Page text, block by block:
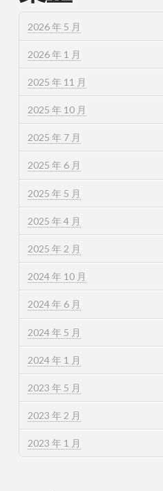
2026 年 5 月
2026 年 1 月
2025 年 11 月
2025 年 10 月
2025 年 7 月
2025 年 6 月
2025 年 5 月
2025 年 4 月
2025 年 2 月
2024 年 10 月
2024 年 6 月
2024 年 5 月
2024 年 1 月
2023 年 5 月
2023 年 2 月
2023 年 1 月